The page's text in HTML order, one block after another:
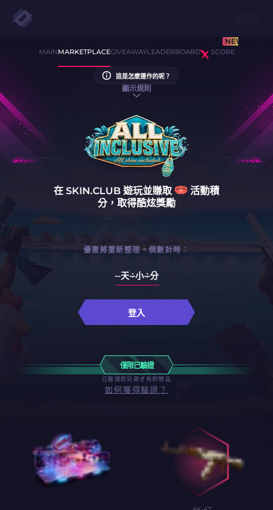
MAINMARKETPLACEGIVEAWAYLEADERBOARD SCORE
NEW
這是怎麼運作的呢？
顯示規則
在 SKIN.CLUB 遊玩並賺取
活動積
分，取得酷炫獎勵
優惠將重新整理。倒數計時：
--天--小--分
登入
僅限已驗證
已驗證的兄弟才有的物品
如何獲得驗證？